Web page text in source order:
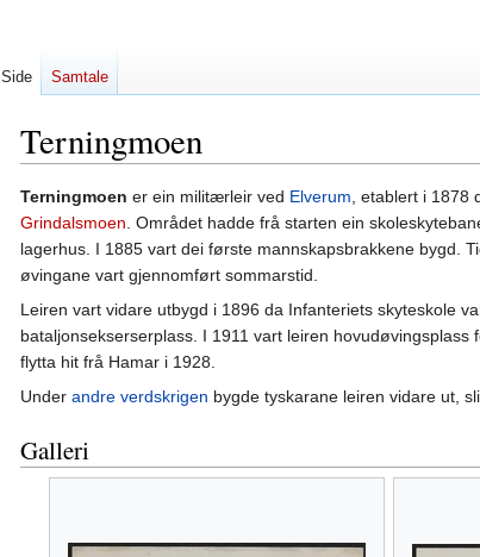
Terningmoen
Hopp
til
navigering
Hopp
til
søk
Terningmoen er ein militærleir ved Elverum, etablert i 1878
Grindalsmoen. Området hadde frå starten ein
lagerhus. I 1885 vart dei første mannskapsbrakkene bygd.
øvingane vart gjennomført sommarstid.
Leiren vart vidare utbygd i 1896 da Infanteriets skyteskole
bataljonsekserserplass. I 1911 vart leiren hovudøvingsplass
flytta hit frå Hamar i 1928.
Under andre verdskrigen bygde tyskarane leiren vidare ut,
Galleri
Side Samtale